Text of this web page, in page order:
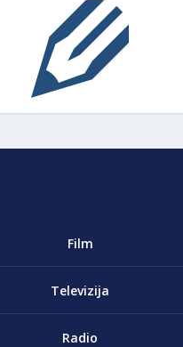
Film
Televizija
Radio